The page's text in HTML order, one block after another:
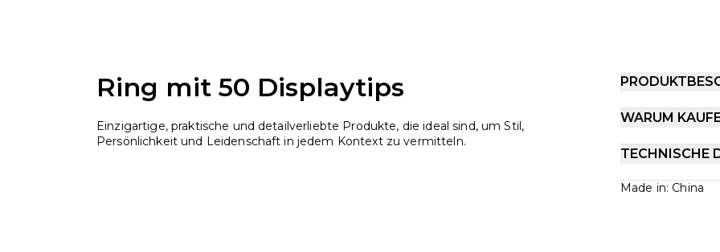
Ring mit 50 Displaytips
Einzigartige, praktische und detailverliebte Produkte, die ideal sind, um Stil,
Persönlichkeit und Leidenschaft in jedem Kontext zu vermitteln.
WARUM
TECHNISCHE
Made in: China